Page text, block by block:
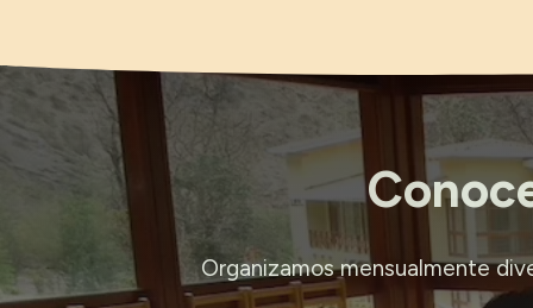
Organizamos mensualmente